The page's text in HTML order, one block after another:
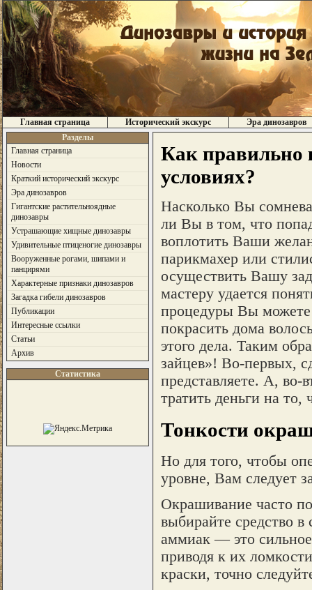
Главная страница Исторический экскурс
Эра динозавров
Разделы
Главная страница
Новости
Краткий исторический экскурс
Эра динозавров
Гигантские растительноядные
динозавры
Устрашающие хищные динозавры
Удивительные птиценогие динозавры
Вооруженные рогами, шипами и
панцирями
Характерные признаки динозавров
Загадка гибели динозавров
Публикации
Интересные ссылки
Статьи
Архив
Статистика
Как правильно
условиях?
Насколько Вы
ли Вы в том, что
воплотить Ваши
парикмахер или
осуществить Вашу
мастеру удается
процедуры Вы
покрасить дома
этого дела. Таким
зайцев»! Во-первых,
представляете. А, во-
тратить деньги на то,
Тонкости
Но для того, чтобы
уровне, Вам следует
Окрашивание часто
выбирайте средство в
аммиак — это
приводя к их
краски, точно